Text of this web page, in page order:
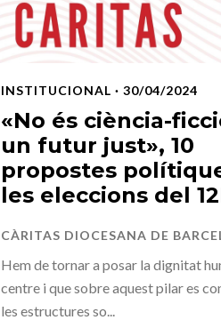
INSTITUCIONAL · 30/04/2024
«No és ciència-
un futur just», 10
propostes
les eleccions del
CÀRITAS DIOCESANA DE
Hem de tornar a posar la dignitat
centre i que sobre aquest pilar es
les estructures so...